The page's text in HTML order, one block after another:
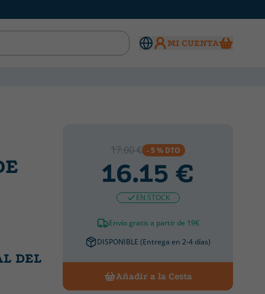
MI CUENTA
DEL
17.00 € - 5 % DTO
16.15 €
EN STOCK
Envío gratis a partir de 19€
DISPONIBLE (Entrega en 2-4 días)
Añadir a la Cesta